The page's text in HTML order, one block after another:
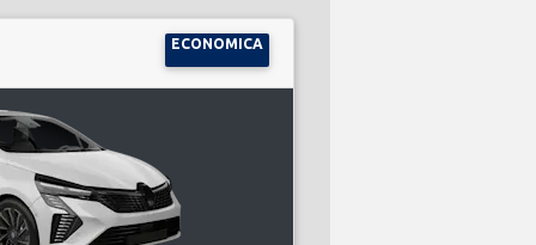
ECONOMICA